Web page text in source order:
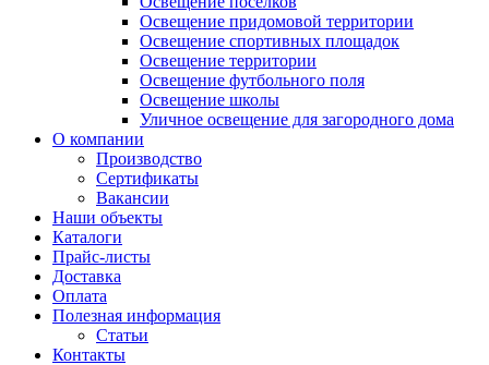
Освещение придомовой территории
Освещение спортивных площадок
Освещение территории
Освещение футбольного поля
Освещение школы
Уличное освещение для загородного дома
О компании
Производство
Сертификаты
Вакансии
Наши объекты
Каталоги
Прайс-листы
Доставка
Оплата
Полезная информация
Статьи
Контакты